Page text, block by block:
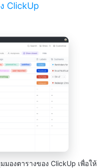
ClickUp
องตารางของ ClickUp เพื่อให้